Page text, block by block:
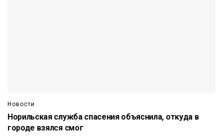
Новости
Норильская служба спасения объяснила, откуда в
городе взялся смог